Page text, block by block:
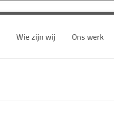
Wie zijn wij Ons werk